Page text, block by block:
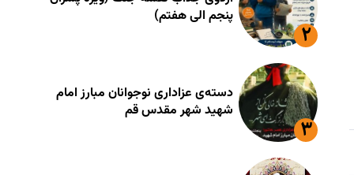
پنجم الی هفتم)
دسته‌ی عزاداری نوجوانان مبارز امام
شهید شهر مقدس قم